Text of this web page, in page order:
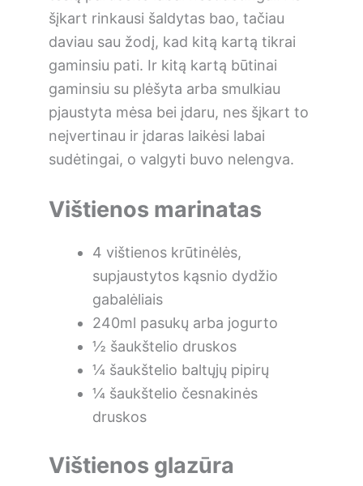
šįkart rinkausi šaldytas bao, tačiau
daviau sau žodį, kad kitą kartą tikrai
gaminsiu pati. Ir kitą kartą būtinai
gaminsiu su plėšyta arba smulkiau
pjaustyta mėsa bei įdaru, nes šįkart to
neįvertinau ir įdaras laikėsi labai
sudėtingai, o valgyti buvo nelengva.
Vištienos marinatas
4 vištienos krūtinėlės,
supjaustytos kąsnio dydžio
gabalėliais
240ml pasukų arba jogurto
½ šaukštelio druskos
¼ šaukštelio baltųjų pipirų
¼ šaukštelio česnakinės
druskos
Vištienos glazūra